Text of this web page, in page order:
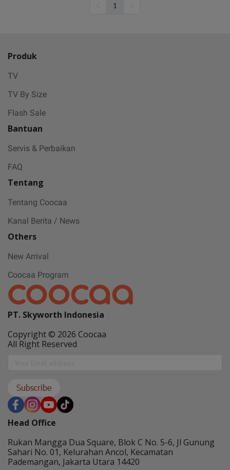
1
Produk
TV
TV By Size
Flash Sale
Bantuan
Servis & Perbaikan
FAQ
Tentang
Tentang Coocaa
Kanal Berita / News
Others
New Arrival
Coocaa Program
PT. Skyworth Indonesia
Copyright © 2026 Coocaa
All Right Reserved
Subscribe
Head Office
Rukan Mangga Dua Square, Blok C No. 5-6, Jl Gunung
Sahari No. 01, Kelurahan Ancol, Kecamatan
Pademangan, Jakarta Utara 14420